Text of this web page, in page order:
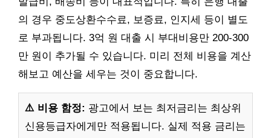
의 경우 중도상환수수료, 보증료, 인지세 등이 별도
로 부과됩니다. 3억 원 대출 시 부대비용만 200-300
만 원이 추가될 수 있습니다. 미리 전체 비용을 계산
해보고 예산을 세우는 것이 중요합니다.
⚠️ 비용 함정: 광고에서 보는 최저금리는 최상위
신용등급자에게만 적용됩니다. 실제 적용 금리는